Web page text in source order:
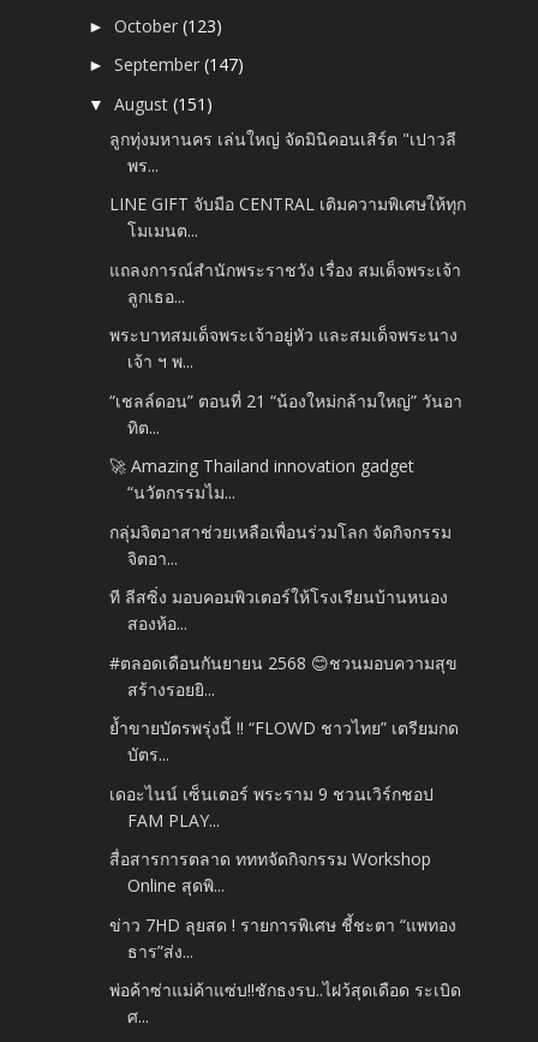
►October(123)
►September(147)
▼August(151)
ลูกทุ่งมหานคร เล่นใหญ่ จัดมินิคอนเสิร์ต "เปาวลี
พร...
LINE GIFT จับมือ CENTRAL เติมความพิเศษให้ทุก
โมเมนต...
แถลงการณ์สำนักพระราชวัง เรื่อง สมเด็จพระเจ้า
ลูกเธอ...
พระบาทสมเด็จพระเจ้าอยู่หัว และสมเด็จพระนาง
เจ้า ฯ พ...
“เชลล์ดอน” ตอนที่ 21 “น้องใหม่กล้ามใหญ่” วันอา
ทิต...
🚀 Amazing Thailand innovation gadget
“นวัตกรรมไม...
กลุ่มจิตอาสาช่วยเหลือเพื่อนร่วมโลก จัดกิจกรรม
จิตอา...
ที ลีสซิ่ง มอบคอมพิวเตอร์ให้โรงเรียนบ้านหนอง
สองห้อ...
#ตลอดเดือนกันยายน 2568 😊ชวนมอบความสุข
สร้างรอยยิ...
ย้ำขายบัตรพรุ่งนี้ !! “FLOWD ชาวไทย” เตรียมกด
บัตร...
เดอะไนน์ เซ็นเตอร์ พระราม 9 ชวนเวิร์กชอป
FAM PLAY...
สื่อสารการตลาด ทททจัดกิจกรรม Workshop
Online สุดพิ...
ข่าว 7HD ลุยสด ! รายการพิเศษ ชี้ชะตา “แพทอง
ธาร”ส่ง...
พ่อค้าซ่าแม่ค้าแซ่บ!!ชักธงรบ..ไฝว้สุดเดือด ระเบิด
ศ...